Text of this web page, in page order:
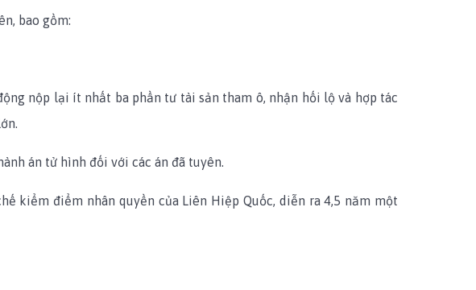
bao gồm:
nộp lại ít nhất ba phần tư tài sản tham ô, nhận hối lộ và hợp tác
án tử hình đối với các án đã tuyên.
kiểm điểm nhân quyền của Liên Hiệp Quốc, diễn ra 4,5 năm một